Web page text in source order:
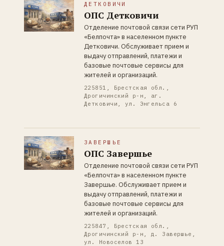
ДЕТКОВИЧИ
ОПС Детковичи
Отделение почтовой связи сети РУП
«Белпочта» в населенном пункте
Детковичи. Обслуживает прием и
выдачу отправлений, платежи и
базовые почтовые сервисы для
жителей и организаций.
225851, Брестская обл.,
Дрогичинский р-н, аг.
Детковичи, ул. Энгельса 6
ЗАВЕРШЬЕ
ОПС Завершье
Отделение почтовой связи сети РУП
«Белпочта» в населенном пункте
Завершье. Обслуживает прием и
выдачу отправлений, платежи и
базовые почтовые сервисы для
жителей и организаций.
225847, Брестская обл.,
Дрогичинский р-н, д. Завершье,
ул. Новоселов 13